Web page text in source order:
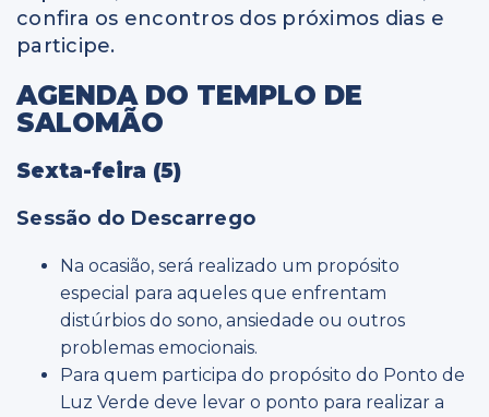
confira os encontros dos próximos dias e
participe.
AGENDA DO TEMPLO DE
SALOMÃO
Sexta-feira (5)
Sessão do Descarrego
Na ocasião, será realizado um propósito
especial para aqueles que enfrentam
distúrbios do sono, ansiedade ou outros
problemas emocionais.
Para quem participa do propósito do Ponto de
Luz Verde deve levar o ponto para realizar a